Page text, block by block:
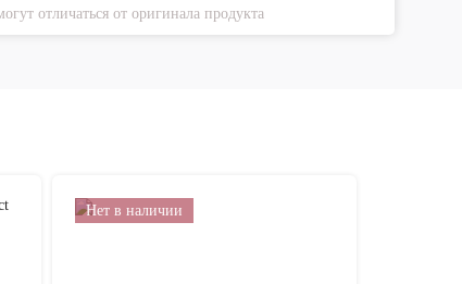
отличаться от оригинала продукта
Нет в наличии